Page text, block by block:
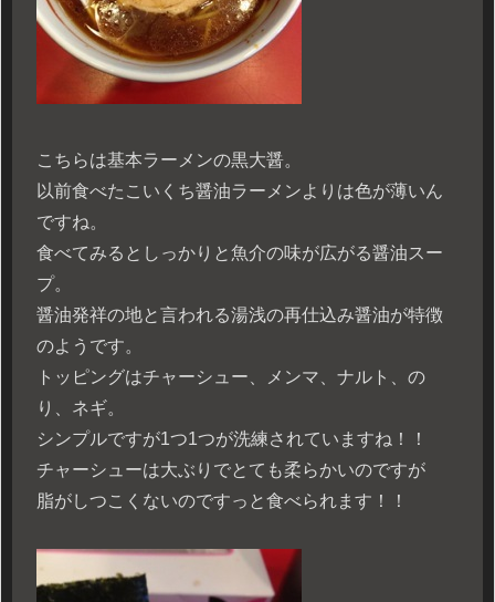
こちらは基本ラーメンの黒大醤。
以前食べたこいくち醤油ラーメンよりは色が薄いん
ですね。
食べてみるとしっかりと魚介の味が広がる醤油スー
プ。
醤油発祥の地と言われる湯浅の再仕込み醤油が特徴
のようです。
トッピングはチャーシュー、メンマ、ナルト、の
り、ネギ。
シンプルですが1つ1つが洗練されていますね！！
チャーシューは大ぶりでとても柔らかいのですが
脂がしつこくないのですっと食べられます！！